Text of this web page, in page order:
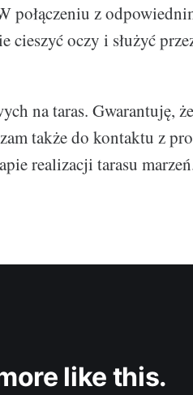
połączeniu z
cieszyć oczy i służyć
na taras. Gwarantuję,
także do kontaktu z
realizacji tarasu
like this.